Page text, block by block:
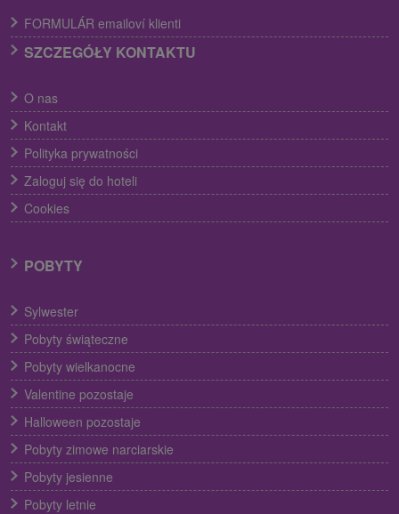
FORMULÁR emailoví klienti
SZCZEGÓŁY KONTAKTU
O nas
Kontakt
Polityka prywatności
Zaloguj się do hoteli
Cookies
POBYTY
Sylwester
Pobyty świąteczne
Pobyty wielkanocne
Valentine pozostaje
Halloween pozostaje
Pobyty zimowe narciarskie
Pobyty jesienne
Pobyty letnie